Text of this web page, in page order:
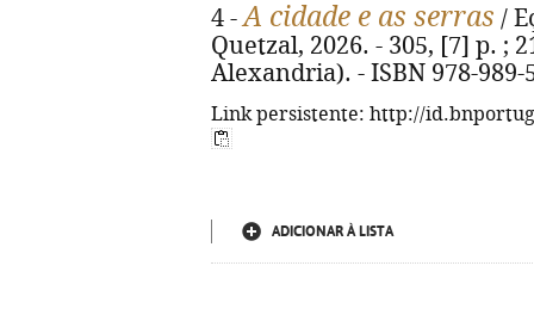
4 -A cidade e as serras /
Quetzal, 2026. - 305, [7] p. ;
Alexandria). - ISBN 978-989-
Link persistente: http://
ADICIONAR À LISTA